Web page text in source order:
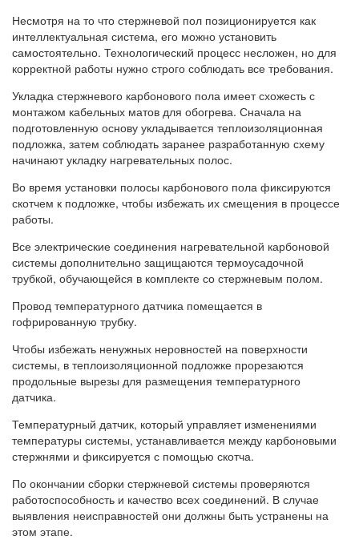
Несмотря на то что стержневой пол позиционируется как
интеллектуальная система, его можно установить
самостоятельно. Технологический процесс несложен, но для
корректной работы нужно строго соблюдать все требования.
Укладка стержневого карбонового пола имеет схожесть с
монтажом кабельных матов для обогрева. Сначала на
подготовленную основу укладывается теплоизоляционная
подложка, затем соблюдать заранее разработанную схему
начинают укладку нагревательных полос.
Во время установки полосы карбонового пола фиксируются
скотчем к подложке, чтобы избежать их смещения в процессе
работы.
Все электрические соединения нагревательной карбоновой
системы дополнительно защищаются термоусадочной
трубкой, обучающейся в комплекте со стержневым полом.
Провод температурного датчика помещается в
гофрированную трубку.
Чтобы избежать ненужных неровностей на поверхности
системы, в теплоизоляционной подложке прорезаются
продольные вырезы для размещения температурного
датчика.
Температурный датчик, который управляет изменениями
температуры системы, устанавливается между карбоновыми
стержнями и фиксируется с помощью скотча.
По окончании сборки стержневой системы проверяются
работоспособность и качество всех соединений. В случае
выявления неисправностей они должны быть устранены на
этом этапе.